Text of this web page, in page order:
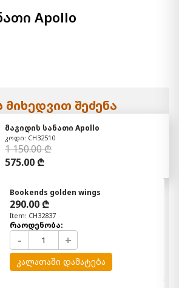
Apollo
შეძენა
მაგიდის სანათი Apollo
კოდი: CH32510
1 150.00 ₾
575.00 ₾
Bookends golden wings
290.00 ₾
Item: CH32837
რაოდენობა:
- +
კალათაში დამატება